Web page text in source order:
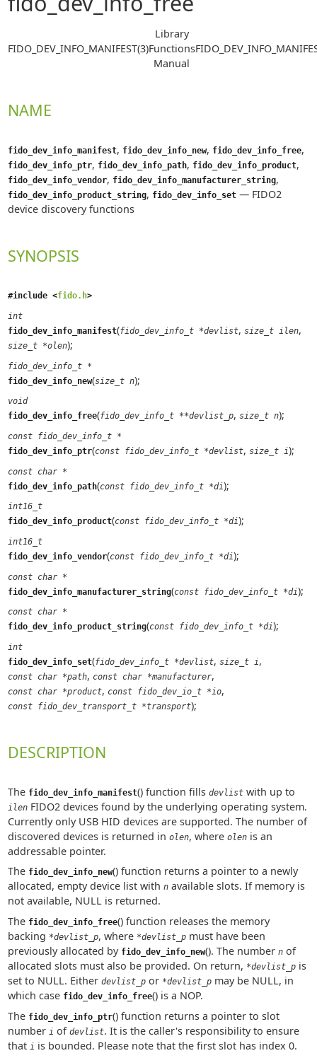
FIDO_DEV_INFO_MANIFEST(3)
Library
Functions
Manual
NAME
fido_dev_info_manifest, fido_dev_info_new, fido_dev_info_free,
fido_dev_info_ptr, fido_dev_info_path, fido_dev_info_product,
fido_dev_info_vendor, fido_dev_info_manufacturer_string,
fido_dev_info_product_string, fido_dev_info_set— FIDO2
device discovery functions
SYNOPSIS
#include <fido.h>
int
fido_dev_info_manifest(fido_dev_info_t *devlist, size_t ilen,
size_t *olen);
fido_dev_info_t *
fido_dev_info_new(size_t n);
void
fido_dev_info_free(fido_dev_info_t **devlist_p, size_t n);
const fido_dev_info_t *
fido_dev_info_ptr(const fido_dev_info_t *devlist, size_t i);
const char *
fido_dev_info_path(const fido_dev_info_t *di);
int16_t
fido_dev_info_product(const fido_dev_info_t *di);
int16_t
fido_dev_info_vendor(const fido_dev_info_t *di);
const char *
fido_dev_info_manufacturer_string(const fido_dev_info_t *di);
const char *
fido_dev_info_product_string(const fido_dev_info_t *di);
int
fido_dev_info_set(fido_dev_info_t *devlist, size_t i,
const char *path, const char *manufacturer,
const char *product, const fido_dev_io_t *io,
const fido_dev_transport_t *transport);
DESCRIPTION
The fido_dev_info_manifest() function fills devlistwith up to
ilenFIDO2 devices found by the underlying operating system.
Currently only USB HID devices are supported. The number of
discovered devices is returned in olen, where olenis an
addressable pointer.
The fido_dev_info_new() function returns a pointer to a newly
allocated, empty device list with navailable slots. If memory is
not available, NULL is returned.
The fido_dev_info_free() function releases the memory
backing *devlist_p, where *devlist_pmust have been
previously allocated by fido_dev_info_new(). The number nof
allocated slots must also be provided. On return, *devlist_pis
set to NULL. Either devlist_por *devlist_pmay be NULL, in
which case fido_dev_info_free() is a NOP.
The fido_dev_info_ptr() function returns a pointer to slot
number i of devlist. It is the caller's responsibility to ensure
that i is bounded. Please note that the first slot has index 0.